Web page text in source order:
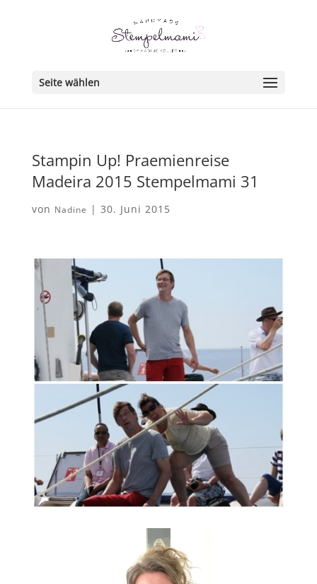
Seite wählen
Stampin Up! Praemienreise
Madeira 2015 Stempelmami 31
von Nadine | 30. Juni 2015